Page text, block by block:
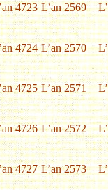
4723 L’an 2569
4724 L’an 2570
4725 L’an 2571
4726 L’an 2572
4727 L’an 2573